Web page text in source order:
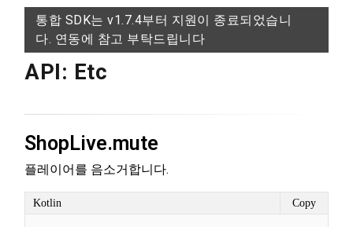
통합 SDK는 v1.7.4부터 지원이 종료되었습니
다. 연동에 참고 부탁드립니다
API: Etc
ShopLive.mute
플레이어를 음소거합니다.
Kotlin Copy